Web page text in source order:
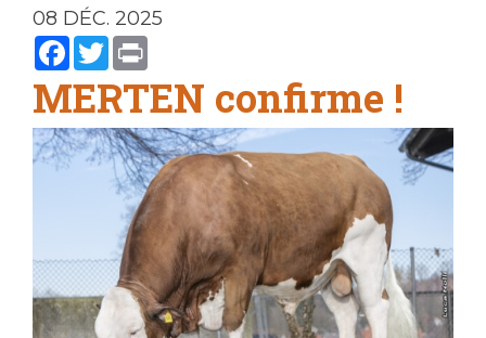
08 DÉC. 2025
Facebook
Twitter
MERTEN confirme !